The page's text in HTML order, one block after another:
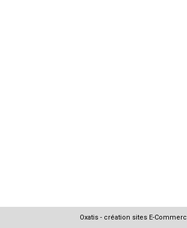
Oxatis - création sites E-